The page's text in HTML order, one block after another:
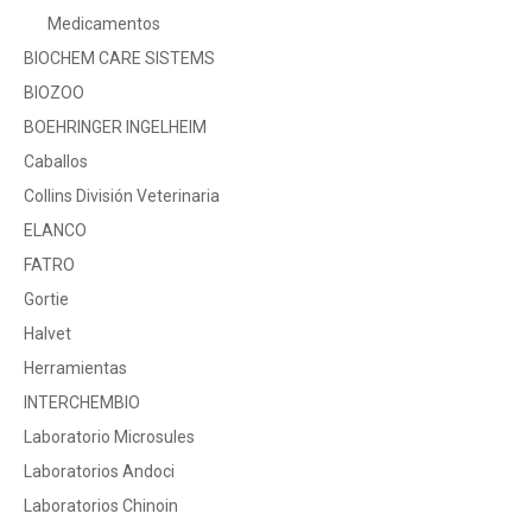
Medicamentos
BIOCHEM CARE SISTEMS
BIOZOO
BOEHRINGER INGELHEIM
Caballos
Collins División Veterinaria
ELANCO
FATRO
Gortie
Halvet
Herramientas
INTERCHEMBIO
Laboratorio Microsules
Laboratorios Andoci
Laboratorios Chinoin